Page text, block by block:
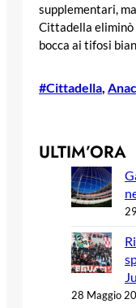
supplementari,
Cittadella eliminò
bocca ai tifosi
#Cittadella
ULTIM’ORA
28 Maggio